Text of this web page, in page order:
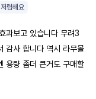
저렴해요
과보고 있습니다 무려3
감사 합니다 역시 라무몰
용량 좀더 큰거도 구매할